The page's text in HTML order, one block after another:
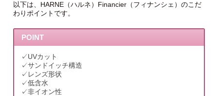
以下は、HARNE（ハルネ）Financier（フィナンシェ）のこだ
わりポイントです。
POINT
✓UVカット
✓サンドイッチ構造
✓レンズ形状
✓低含水
✓非イオン性